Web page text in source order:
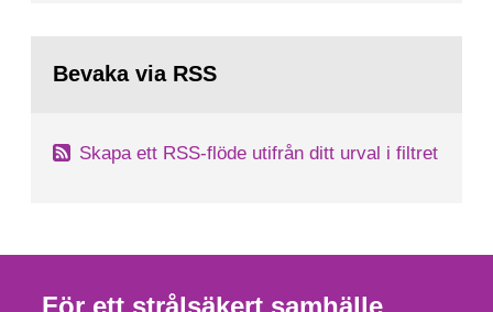
Bevaka via RSS
Skapa ett RSS-flöde utifrån ditt urval i filtret
För ett strålsäkert samhälle